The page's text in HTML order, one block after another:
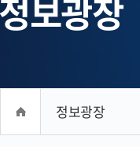
보광장
정보광장